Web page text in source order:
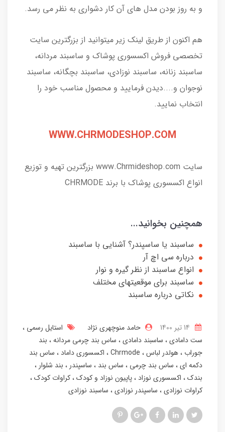
و به روز بودن مدل های آن کار دشواری به نظر می رسد.
هم اکنون از طریق لینک‌ زیر میتوانید از بزرگترین سایت
تخصصی فروش اکسسوری پوشاک و ساسبند مردانه،
ساسبند زنانه، ساسبند نوزادی، ساسبند بچگانه، ساسبند
نوجوان و....دیدن فرمایید و محصول مناسب خود را
انتخاب نمایید.
WWW.CHRMODESHOP.COM
سایت www.Chrmideshop.com بزرگترین تهیه و توزیع
انواع اکسسوری پوشاک با برند CHRMODE
همچنین بخوانید...
ساسبند یا ساسپندر؟ آشنایی با ساسبند
درباره سی اچ آر
انواع ساسبند از نظر گیره و نوار
ساسبند برای موقعیتهای مختلف
نکاتی درباره ساسبند
حامد منوچهری نژاد
استایل رسمی
ست دامادی ساسبند دامادی ساس بند چرمی مردانه بند
جوراب هولدر لباس Chrmode اکسسوری داماد
ساس بند
دکمه ای ساس بند چرمی ساس بند ساسپندر
بند شلوار
بندک اکسسوری نوزاد پاپیون نوزاد و کودک کراوات کودک
کراوات نوزادی ساسپندر نوزادی ساسبند نوزادی